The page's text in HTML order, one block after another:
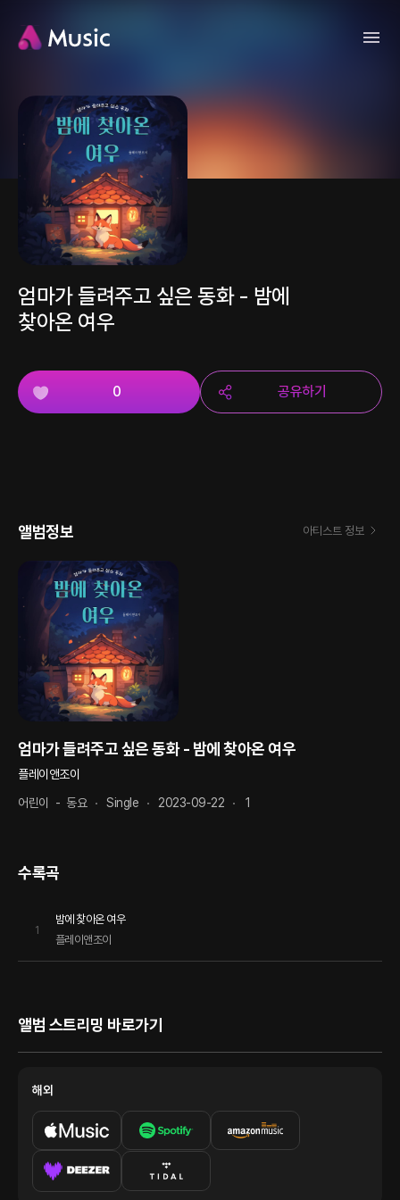
엄마가 들려주고 싶은 동화 - 밤에
찾아온 여우
0 공유하기
앨범정보 아티스트 정보
엄마가 들려주고 싶은 동화 - 밤에 찾아온 여우
플레이앤조이
어린이
- 동요 Single 2023-09-22 1
수록곡
1
밤에 찾아온 여우
플레이앤조이
앨범 스트리밍 바로가기
해외